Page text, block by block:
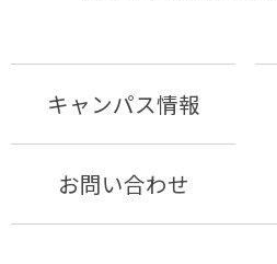
キャンパス情報
お問い合わせ